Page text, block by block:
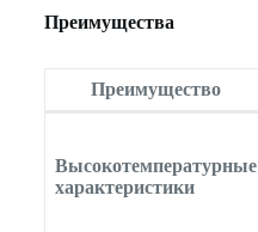
Преимущества
Преимущество
Высокотемпературные
характеристики